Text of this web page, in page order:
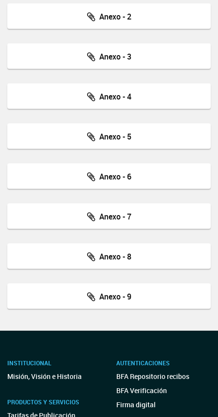
Anexo - 2
Anexo - 3
Anexo - 4
Anexo - 5
Anexo - 6
Anexo - 7
Anexo - 8
Anexo - 9
INSTITUCIONAL
Misión, Visión e Historia
PRODUCTOS Y SERVICIOS
AUTENTICACIONES
BFA Repositorio recibos
BFA Verificación
Firma digital